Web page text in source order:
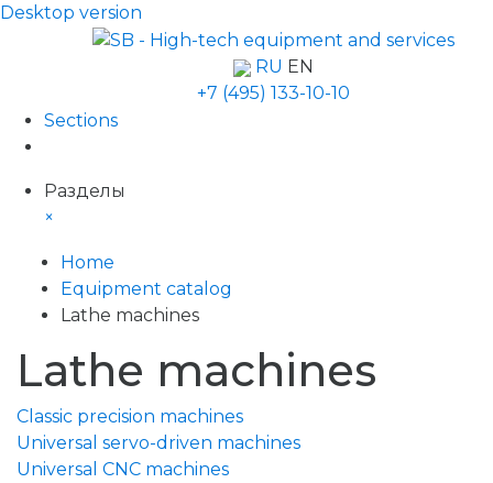
Desktop version
RU EN
+7 (495) 133-10-10
Sections
Разделы
×
Home
Equipment catalog
Lathe machines
Lathe machines
Classic precision machines
Universal servo-driven machines
Universal CNC machines